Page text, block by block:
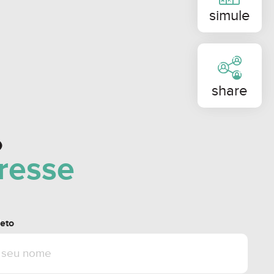
simule
share
coberta, com a facilidade de
5 elevadores, inclusive elevador